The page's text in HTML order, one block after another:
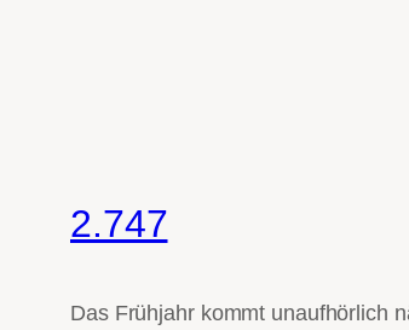
2.747
Das Frühjahr kommt unaufhörlich